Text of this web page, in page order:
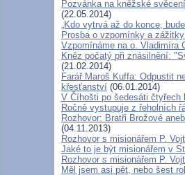
Pozvánka na kněžské
(22.05.2014)
„Kdo vytrvá až do konce,
Prosba o vzpomínky a
Vzpomínáme na o. Vladimíra
Kněz počatý při znásilnění:
(21.02.2014)
Farář Maroš Kuffa: Odpustit
křesťanství (06.01.2014)
V Číhošti po šedesáti čtyřech
Ročně vystupuje z řeholních
Rozhovor: Bratři Brožové
(04.11.2013)
Rozhovor s misionářem P.
Jaké to je být misionářem v
Rozhovor s misionářem P.
Měl jsem asi pět, nebo šest